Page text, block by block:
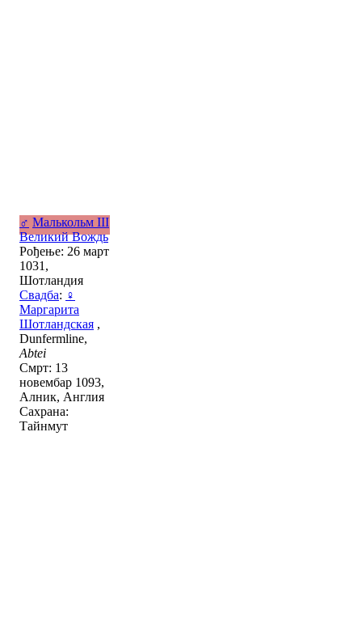
♂ Малькольм III
Великий Вождь
Рођење: 26 март
1031,
Шотландия
Свадба: ♀
Маргарита
Шотландская ,
Dunfermline,
Abtei
Смрт: 13
новембар 1093,
Алник, Англия
Сахрана:
Тайнмут